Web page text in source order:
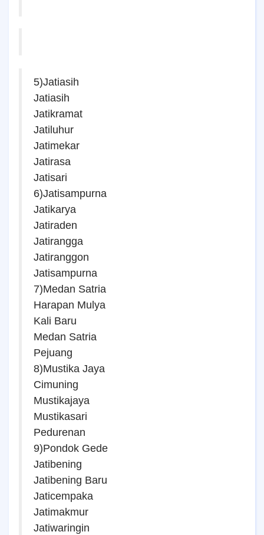
5)Jatiasih
Jatiasih
Jatikramat
Jatiluhur
Jatimekar
Jatirasa
Jatisari
6)Jatisampurna
Jatikarya
Jatiraden
Jatirangga
Jatiranggon
Jatisampurna
7)Medan Satria
Harapan Mulya
Kali Baru
Medan Satria
Pejuang
8)Mustika Jaya
Cimuning
Mustikajaya
Mustikasari
Pedurenan
9)Pondok Gede
Jatibening
Jatibening Baru
Jaticempaka
Jatimakmur
Jatiwaringin